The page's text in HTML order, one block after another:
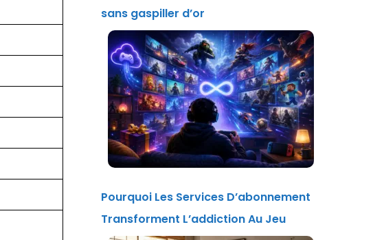
sans gaspiller d’or
Pourquoi Les Services D’abonnement
Transforment L’addiction Au Jeu